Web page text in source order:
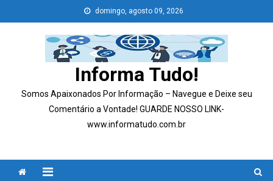
to
domingo, agosto 09, 2026
Informa Tudo!
Somos Apaixonados Por Informação – Navegue e Deixe seu
Comentário a Vontade! GUARDE NOSSO LINK-
www.informatudo.com.br